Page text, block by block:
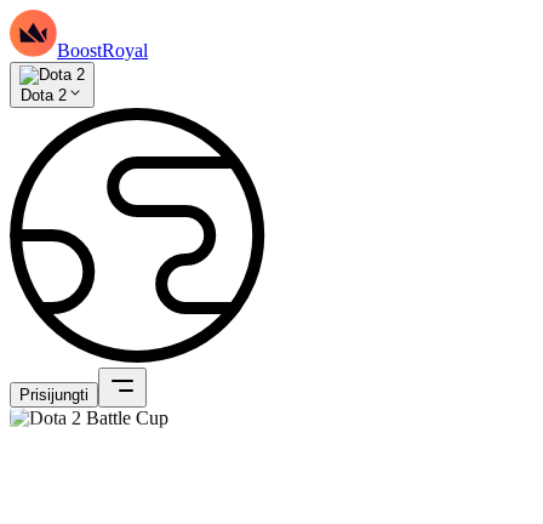
BoostRoyal
Dota 2
Prisijungti